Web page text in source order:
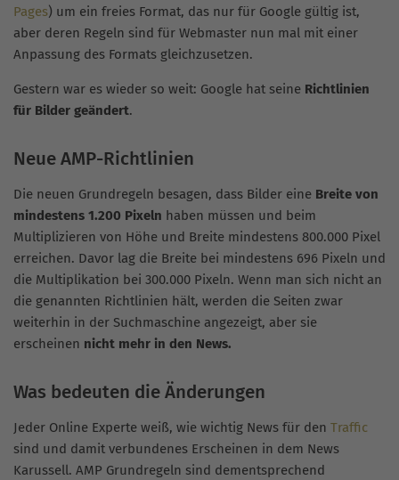
Pages) um ein freies Format, das nur für Google gültig ist,
aber deren Regeln sind für Webmaster nun mal mit einer
Anpassung des Formats gleichzusetzen.
Gestern war es wieder so weit: Google hat seine Richtlinien
für Bilder geändert.
Neue AMP-Richtlinien
Die neuen Grundregeln besagen, dass Bilder eine Breite von
mindestens 1.200 Pixeln haben müssen und beim
Multiplizieren von Höhe und Breite mindestens 800.000 Pixel
erreichen. Davor lag die Breite bei mindestens 696 Pixeln und
die Multiplikation bei 300.000 Pixeln. Wenn man sich nicht an
die genannten Richtlinien hält, werden die Seiten zwar
weiterhin in der Suchmaschine angezeigt, aber sie
erscheinen nicht mehr in den News.
Was bedeuten die Änderungen
Jeder Online Experte weiß, wie wichtig News für den Traffic
sind und damit verbundenes Erscheinen in dem News
Karussell. AMP Grundregeln sind dementsprechend